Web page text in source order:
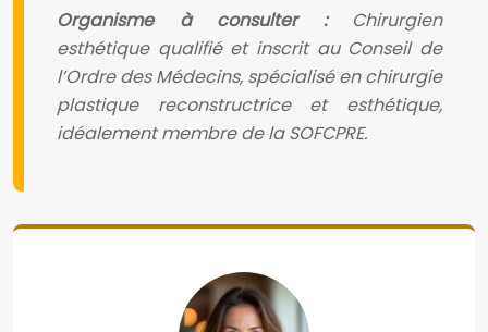
Organisme à consulter :Chirurgien
esthétique qualifié et inscrit au Conseil de
l’Ordre des Médecins, spécialisé en chirurgie
plastique reconstructrice et esthétique,
idéalement membre de la SOFCPRE.